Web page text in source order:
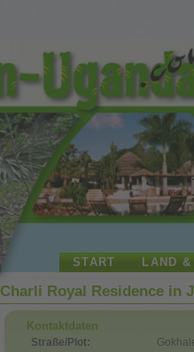
START LAND
Charli Royal Residence in
Kontaktdaten
Straße/Plot: